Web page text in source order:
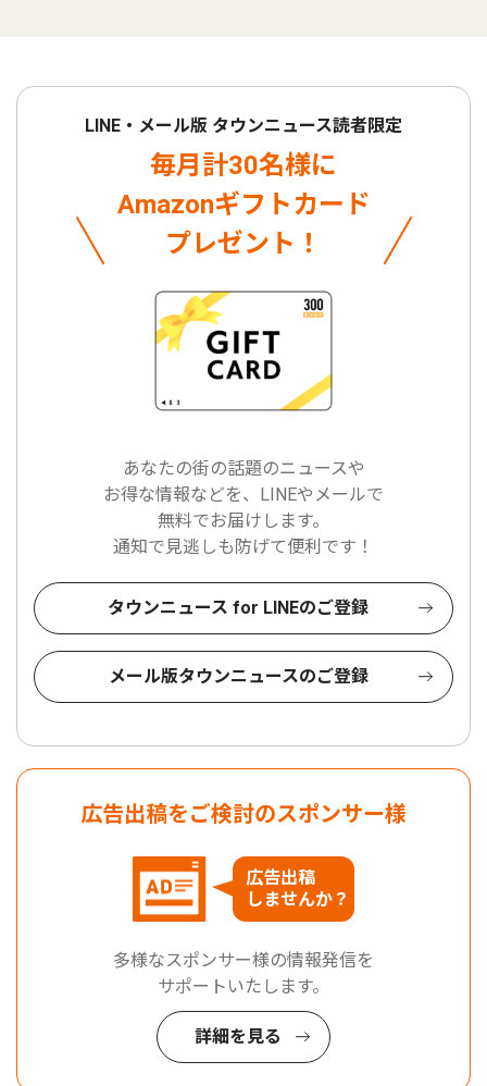
LINE・メール版 タウンニュース読者限定
毎月計30名様に
Amazonギフトカード
プレゼント！
あなたの街の話題のニュースや
お得な情報などを、LINEやメールで
無料でお届けします。
通知で見逃しも防げて便利です！
タウンニュース for LINEのご登録
メール版タウンニュースのご登録
広告出稿をご検討のスポンサー様
広告出稿
しませんか？
多様なスポンサー様の情報発信を
サポートいたします。
詳細を見る